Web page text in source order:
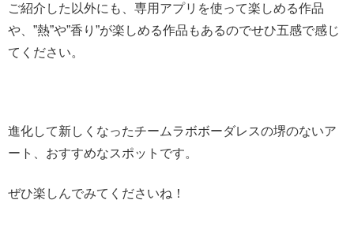
ご紹介した以外にも、専用アプリを使って楽しめる作品
や、”熱”や”香り”が楽しめる作品もあるのでせひ五感で感じ
てください。
進化して新しくなったチームラボボーダレスの堺のないア
ート、おすすめなスポットです。
ぜひ楽しんでみてくださいね！